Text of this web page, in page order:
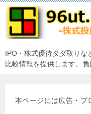
IPO・株式優待タダ取りな
比較情報を提供します。
本ページには広告・プ